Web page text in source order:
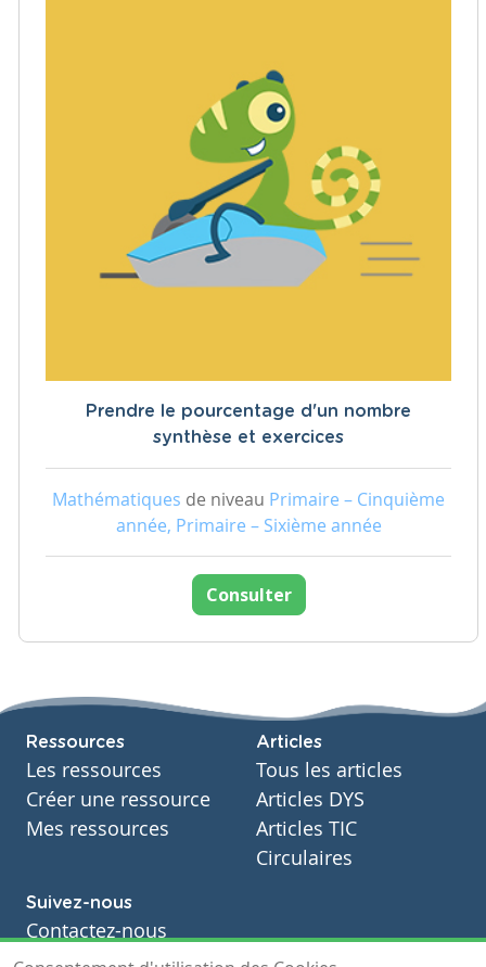
Prendre le pourcentage d'un nombre
synthèse et exercices
Mathématiques de niveau Primaire – Cinquième
année, Primaire – Sixième année
Consulter
Ressources
Les ressources
Créer une ressource
Mes ressources
Articles
Tous les articles
Articles DYS
Articles TIC
Circulaires
Suivez-nous
Contactez-nous
Soutien scolaire